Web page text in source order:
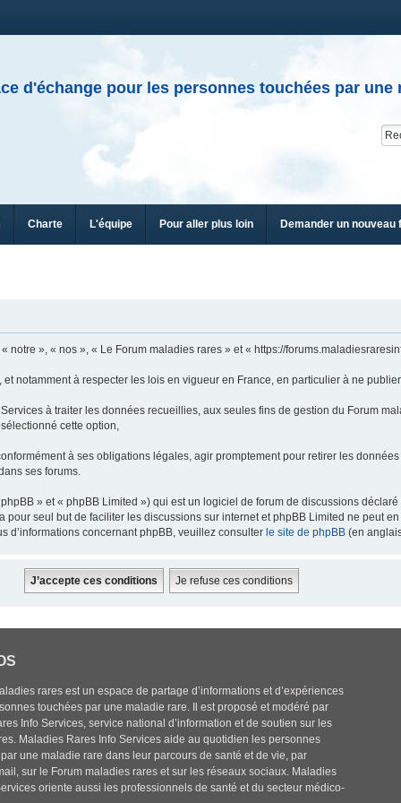
d'échange pour les personnes touchées par une
Charte L'équipe Pour aller plus loin Demander un nouveau
notre », « nos », « Le Forum maladies rares » et « https://
notamment à respecter les lois en vigueur en France, en particulier à ne
à traiter les données recueillies, aux seules fins de gestion du Forum
cette option,
à ses obligations légales, agir promptement pour retirer les
ses forums.
» et « phpBB Limited ») qui est un logiciel de forum de discussions déclaré
pour seul but de faciliter les discussions sur internet et phpBB Limited ne peut
d’informations concernant phpBB, veuillez consulter le site de phpBB (en
rares est un espace de partage d’informations et d’expériences
touchées par une maladie rare. Il est proposé et modéré par
Info Services, service national d’information et de soutien sur les
Maladies Rares Info Services aide au quotidien les personnes
une maladie rare dans leur parcours de santé et de vie, par
sur le Forum maladies rares et sur les réseaux sociaux. Maladies
oriente aussi les professionnels de santé et du secteur médico-